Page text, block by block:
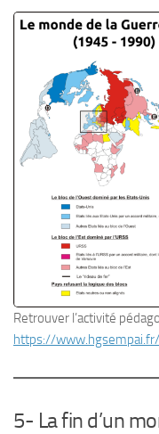
Retrouver l’activité
https://
5- La fin d’un